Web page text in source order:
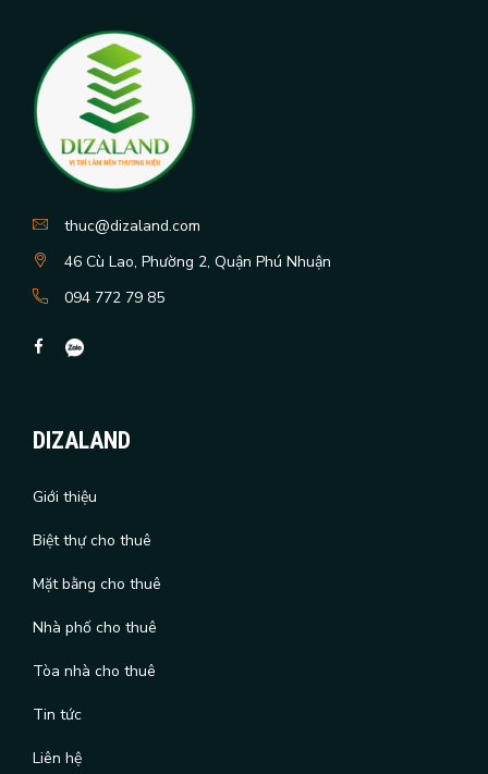
thuc@dizaland.com
46 Cù Lao, Phường 2, Quận Phú Nhuận
094 772 79 85
DIZALAND
Giới thiệu
Biệt thự cho thuê
Mặt bằng cho thuê
Nhà phố cho thuê
Tòa nhà cho thuê
Tin tức
Liên hệ